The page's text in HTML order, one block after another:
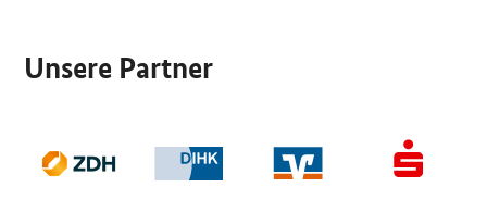
Unsere Partner